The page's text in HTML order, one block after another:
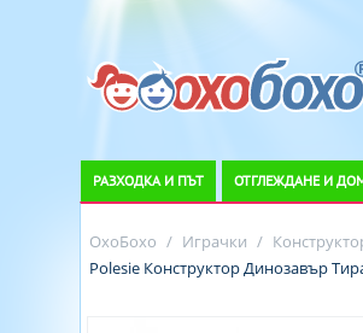
РАЗХОДКА И ПЪТ ОТГЛЕЖДАНЕ И
ОхоБохо / Играчки /
Polesie Конструктор Динозавър